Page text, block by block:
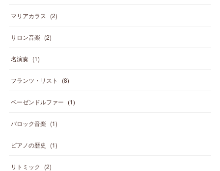
マリアカラス (2)
サロン音楽 (2)
名演奏 (1)
フランツ・リスト (8)
ベーゼンドルファー (1)
バロック音楽 (1)
ピアノの歴史 (1)
リトミック (2)